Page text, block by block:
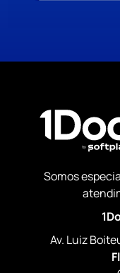
Somos
Av. Luiz